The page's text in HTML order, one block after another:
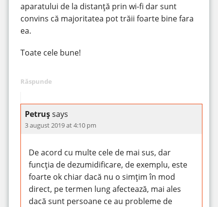
aparatului de la distanță prin wi-fi dar sunt
convins că majoritatea pot trăii foarte bine fara
ea.
Toate cele bune!
Răspunde
Petrușsays
3 august 2019 at 4:10 pm
De acord cu multe cele de mai sus, dar
funcția de dezumidificare, de exemplu, este
foarte ok chiar dacă nu o simțim în mod
direct, pe termen lung afectează, mai ales
dacă sunt persoane ce au probleme de